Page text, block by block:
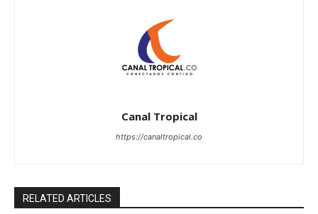
Canal Tropical
https://canaltropical.co
RELATED ARTICLES